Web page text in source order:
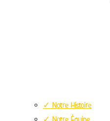
✓ Notre Histoire
✓ Notre Équipe